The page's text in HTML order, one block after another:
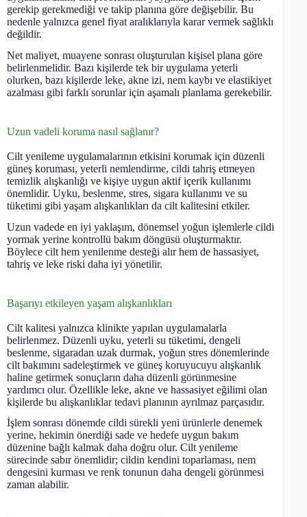
gerekip gerekmediği ve takip planına göre değişebilir. Bu
nedenle yalnızca genel fiyat aralıklarıyla karar vermek sağlıklı
değildir.
Net maliyet, muayene sonrası oluşturulan kişisel plana göre
belirlenmelidir. Bazı kişilerde tek bir uygulama yeterli
olurken, bazı kişilerde leke, akne izi, nem kaybı ve elastikiyet
azalması gibi farklı sorunlar için aşamalı planlama gerekebilir.
Uzun vadeli koruma nasıl sağlanır?
Cilt yenileme uygulamalarının etkisini korumak için düzenli
güneş koruması, yeterli nemlendirme, cildi tahriş etmeyen
temizlik alışkanlığı ve kişiye uygun aktif içerik kullanımı
önemlidir. Uyku, beslenme, stres, sigara kullanımı ve su
tüketimi gibi yaşam alışkanlıkları da cilt kalitesini etkiler.
Uzun vadede en iyi yaklaşım, dönemsel yoğun işlemlerle cildi
yormak yerine kontrollü bakım döngüsü oluşturmaktır.
Böylece cilt hem yenilenme desteği alır hem de hassasiyet,
tahriş ve leke riski daha iyi yönetilir.
Başarıyı etkileyen yaşam alışkanlıkları
Cilt kalitesi yalnızca klinikte yapılan uygulamalarla
belirlenmez. Düzenli uyku, yeterli su tüketimi, dengeli
beslenme, sigaradan uzak durmak, yoğun stres dönemlerinde
cilt bakımını sadeleştirmek ve güneş koruyucuyu alışkanlık
haline getirmek sonuçların daha düzenli görünmesine
yardımcı olur. Özellikle leke, akne ve hassasiyet eğilimi olan
kişilerde bu alışkanlıklar tedavi planının ayrılmaz parçasıdır.
İşlem sonrası dönemde cildi sürekli yeni ürünlerle denemek
yerine, hekimin önerdiği sade ve hedefe uygun bakım
düzenine bağlı kalmak daha doğru olur. Cilt yenileme
sürecinde sabır önemlidir; cildin kendini toparlaması, nem
dengesini kurması ve renk tonunun daha dengeli görünmesi
zaman alabilir.